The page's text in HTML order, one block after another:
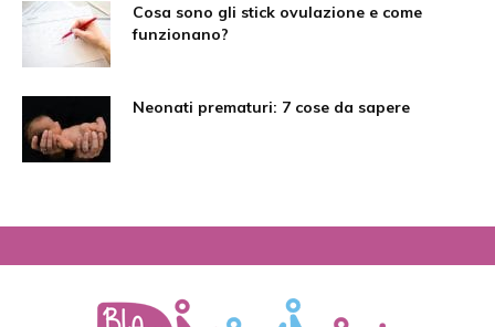
Cosa sono gli stick ovulazione e come
funzionano?
Neonati prematuri: 7 cose da sapere